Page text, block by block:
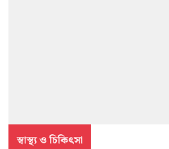
স্বাস্থ্য ও চিকিৎসা